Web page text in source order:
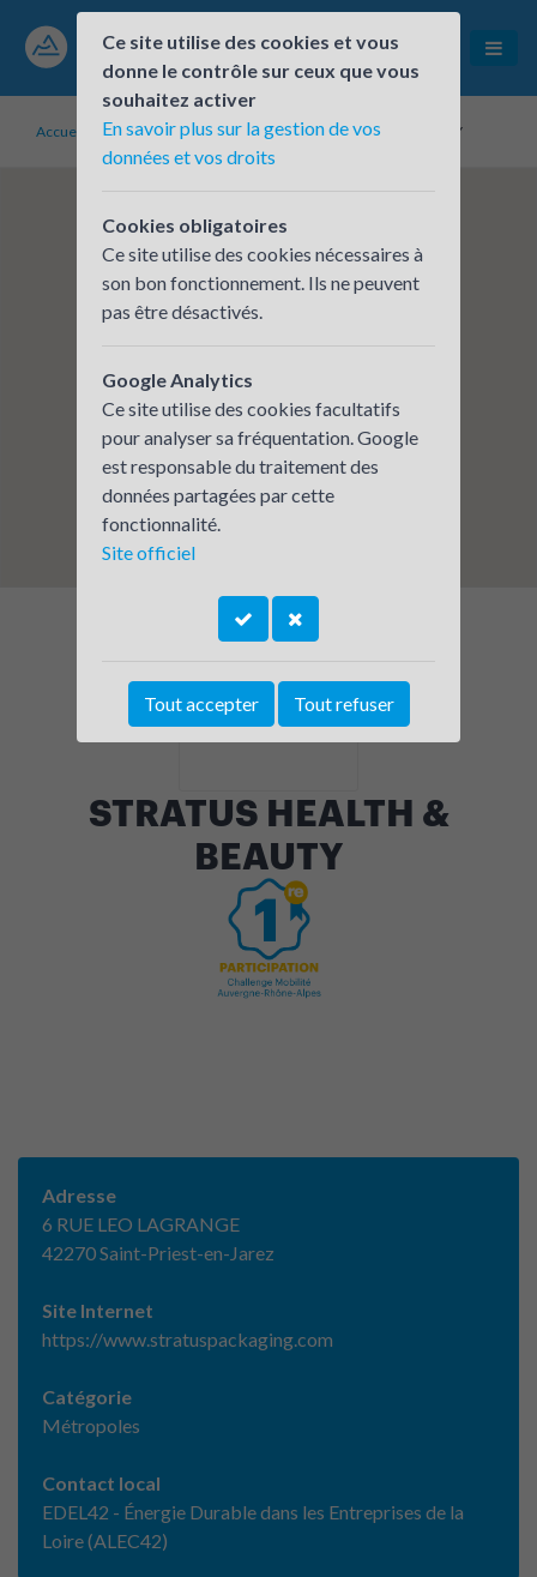
Accueil Établissements inscrits STRATUS HEALTH & BEAUTY
STRATUS HEALTH &
BEAUTY
Adresse
6 RUE LEO LAGRANGE
42270 Saint-Priest-en-Jarez
Site Internet
https://www.stratuspackaging.com
Catégorie
Métropoles
Contact local
EDEL42 - Énergie Durable dans les Entreprises de la
Loire (ALEC42)
Ce site utilise des cookies et vous
donne le contrôle sur ceux que vous
souhaitez activer
En savoir plus sur la gestion de vos
données et vos droits
Cookies obligatoires
Ce site utilise des cookies nécessaires à
son bon fonctionnement. Ils ne peuvent
pas être désactivés.
Google Analytics
Ce site utilise des cookies facultatifs
pour analyser sa fréquentation. Google
est responsable du traitement des
données partagées par cette
fonctionnalité.
Site officiel
Tout accepter Tout refuser